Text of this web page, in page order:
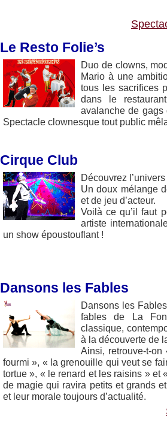
Le Resto Folie’s
Duo de clowns,
Mario à une
tous les sacrifices
dans le
avalanche de
Spectacle clownesque tout public
Cirque Club
Découvrez
Un doux mélange
et de jeu d’acteur.
Voilà ce qu’il faut
artiste
un show époustouflant !
Dansons les Fables
Dansons les
fables de La
classique,
à la découverte de
Ainsi, retrouve-t-
fourmi », « la grenouille qui veut se
tortue », « le renard et les raisins » et
de magie qui ravira petits et grands
et leur morale toujours d’actualité.